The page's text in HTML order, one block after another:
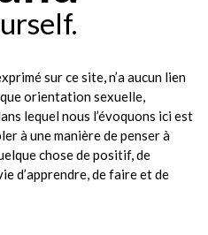
sur ce site, n’a aucun lien
orientation sexuelle,
lequel nous l’évoquons ici est
à une manière de penser à
chose de positif, de
d’apprendre, de faire et de